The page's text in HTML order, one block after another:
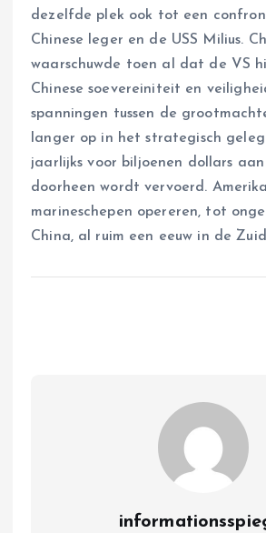
dezelfde plek ook tot een
Chinese leger en de USS Milius.
waarschuwde toen al dat de VS
Chinese soevereiniteit en
spanningen tussen de
langer op in het strategisch
jaarlijks voor biljoenen dollars
doorheen wordt vervoerd.
marineschepen opereren, tot
China, al ruim een eeuw in de